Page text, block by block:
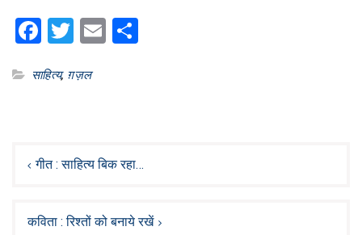
Facebook
Twitter
Email
साहित्य, ग़ज़ल
navigation
गीत : साहित्य बिक रहा…
कविता : रिश्तों को बनाये रखें